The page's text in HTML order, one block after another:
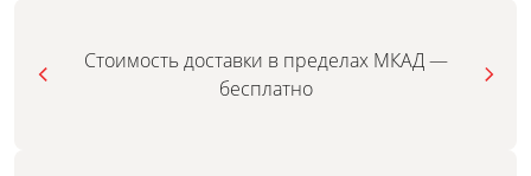
Стоимость доставки в пределах МКАД —
бесплатно